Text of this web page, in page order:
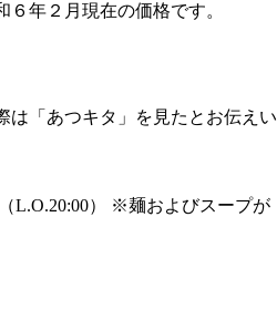
年２月現在の価格です。
「あつキタ」を見たとお伝えい
（L.O.20:00） ※麺およびスープが